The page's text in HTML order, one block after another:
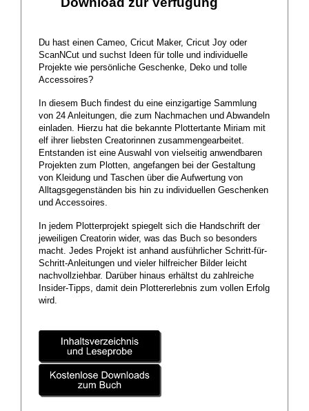
Du hast einen Cameo, Cricut Maker, Cricut Joy oder
ScanNCut und suchst Ideen für tolle und individuelle
Projekte wie persönliche Geschenke, Deko und tolle
Accessoires?
In diesem Buch findest du eine einzigartige Sammlung
von 24 Anleitungen, die zum Nachmachen und Abwandeln
einladen. Hierzu hat die bekannte Plottertante Miriam mit
elf ihrer liebsten Creatorinnen zusammengearbeitet.
Entstanden ist eine Auswahl von vielseitig anwendbaren
Projekten zum Plotten, angefangen bei der Gestaltung
von Kleidung und Taschen über die Aufwertung von
Alltagsgegenständen bis hin zu individuellen Geschenken
und Accessoires.
In jedem Plotterprojekt spiegelt sich die Handschrift der
jeweiligen Creatorin wider, was das Buch so besonders
macht. Jedes Projekt ist anhand ausführlicher Schritt-für-
Schritt-Anleitungen und vieler hilfreicher Bilder leicht
nachvollziehbar. Darüber hinaus erhältst du zahlreiche
Insider-Tipps, damit dein Plottererlebnis zum vollen Erfolg
wird.